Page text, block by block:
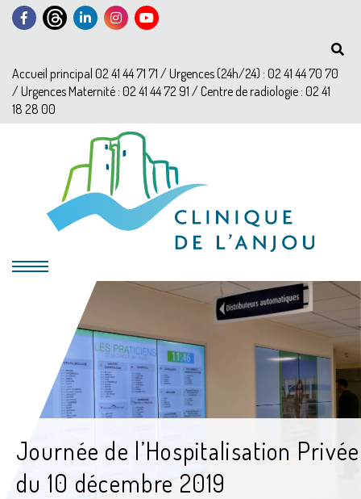
Accueil principal 02 41 44 71 71 / Urgences (24h/24) : 02 41 44 70 70
/ Urgences Maternité : 02 41 44 72 91 / Centre de radiologie : 02 41
18 28 00
Journée de l’Hospitalisation Privée
du 10 décembre 2019